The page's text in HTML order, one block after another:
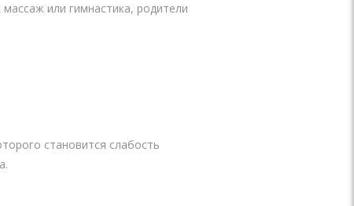
или гимнастика, родители
становится слабость